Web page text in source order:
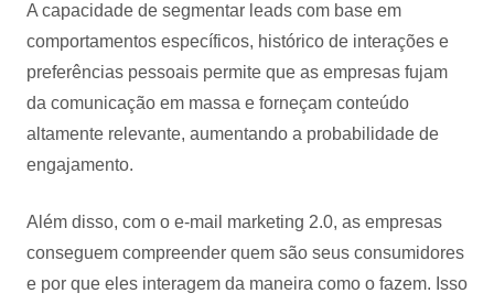
A capacidade de segmentar leads com base em
comportamentos específicos, histórico de interações e
preferências pessoais permite que as empresas fujam
da comunicação em massa e forneçam conteúdo
altamente relevante, aumentando a probabilidade de
engajamento.
Além disso, com o e-mail marketing 2.0, as empresas
conseguem compreender quem são seus consumidores
e por que eles interagem da maneira como o fazem. Isso